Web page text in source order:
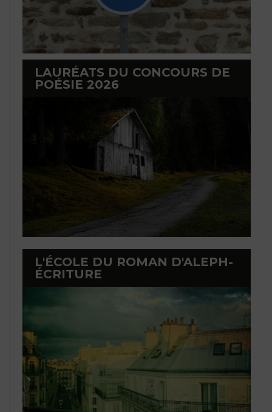
LAURÉATS DU CONCOURS DE
POÉSIE 2026
L'ÉCOLE DU ROMAN D'ALEPH-
ÉCRITURE